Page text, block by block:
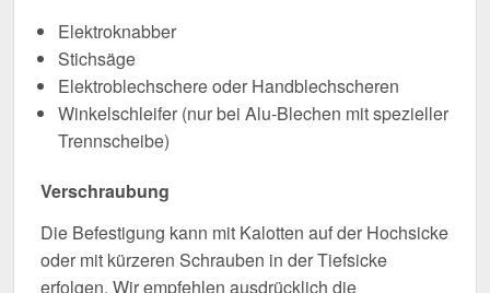
Elektroknabber
Stichsäge
Elektroblechschere oder Handblechscheren
Winkelschleifer (nur bei Alu-Blechen mit spezieller
Trennscheibe)
Verschraubung
Die Befestigung kann mit Kalotten auf der Hochsicke
oder mit kürzeren Schrauben in der Tiefsicke
erfolgen. Wir empfehlen ausdrücklich die